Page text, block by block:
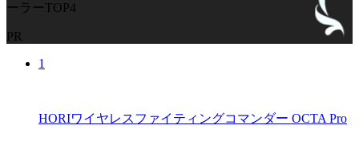
ーラーTOP4
PR
1
HORIワイヤレスファイティングコマンダー OCTA Pro